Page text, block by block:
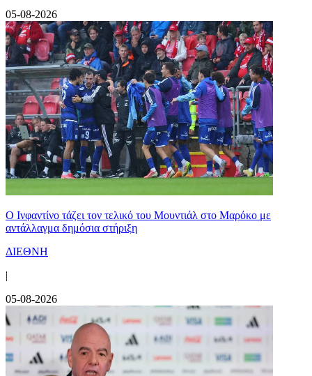
05-08-2026
Ο Ινφαντίνο τάζει τον τελικό του Μουντιάλ στο Μαρόκο με
αντάλλαγμα δημόσια στήριξη
ΔΙΕΘΝΗ
|
05-08-2026